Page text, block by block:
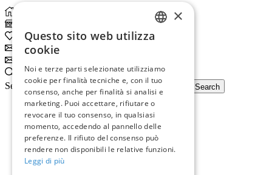
Wishlist
Subscribe
Search
Search input
Search
×
Questo sito web utilizza
cookie
Noi e terze parti selezionate utilizziamo
cookie per finalità tecniche e, con il tuo
consenso, anche per finalità si analisi e
marketing. Puoi accettare, rifiutare o
revocare il tuo consenso, in qualsiasi
momento, accedendo al pannello delle
preferenze. Il rifiuto del consenso può
rendere non disponibili le relative funzioni.
Leggi di più